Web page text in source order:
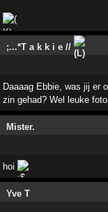
;...*T a k k i e //
Daaaag Ebbie, was jij er
zin gehad? Wel leuke
Mister.
hoi
Yve T